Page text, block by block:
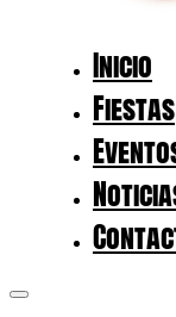
Inicio
Fiestas